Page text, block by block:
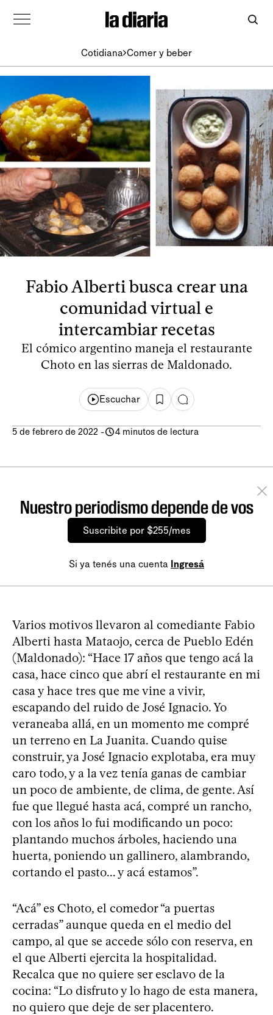
Cotidiana Comer y beber
Fabio Alberti busca crear una
comunidad virtual e
intercambiar recetas
El cómico argentino maneja el restaurante
Choto en las sierras de Maldonado.
Escuchar
5 de febrero de 2022 - 4 minutos de lectura
Nuestro periodismo depende de vos
Suscribite por $255/mes
Si ya tenés una cuenta Ingresá
Varios motivos llevaron al comediante Fabio
Alberti hasta Mataojo, cerca de Pueblo Edén
(Maldonado): “Hace 17 años que tengo acá la
casa, hace cinco que abrí el restaurante en mi
casa y hace tres que me vine a vivir,
escapando del ruido de José Ignacio. Yo
veraneaba allá, en un momento me compré
un terreno en La Juanita. Cuando quise
construir, ya José Ignacio explotaba, era muy
caro todo, y a la vez tenía ganas de cambiar
un poco de ambiente, de clima, de gente. Así
fue que llegué hasta acá, compré un rancho,
con los años lo fui modificando un poco:
plantando muchos árboles, haciendo una
huerta, poniendo un gallinero, alambrando,
cortando el pasto... y acá estamos”.
“Acá” es Choto, el comedor “a puertas
cerradas” aunque queda en el medio del
campo, al que se accede sólo con reserva, en
el que Alberti ejercita la hospitalidad.
Recalca que no quiere ser esclavo de la
cocina: “Lo disfruto y lo hago de esta manera,
no quiero que deje de ser placentero.